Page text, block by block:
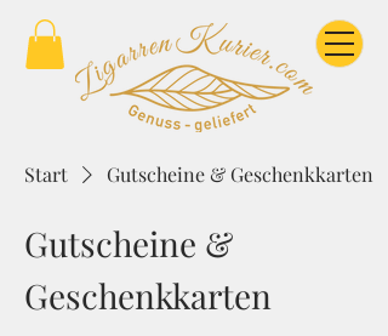
Start Gutscheine & Geschenkkarten
Gutscheine &
Geschenkkarten